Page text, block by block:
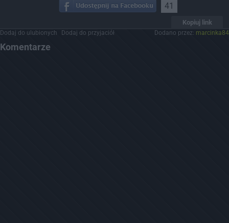
41
Kopiuj link
Dodaj do ulubionych Dodaj do przyjaciół Dodano przez: marcinka84
Komentarze